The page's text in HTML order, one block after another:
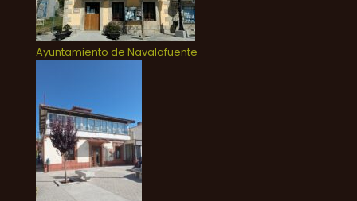
Ayuntamiento de Navalafuente